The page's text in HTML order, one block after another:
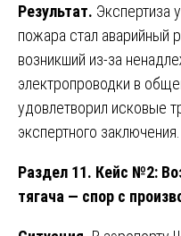
Результат. Экспертиза
пожара стал аварийный
возникший из-за
электропроводки в
удовлетворил исковые
экспертного заключения.
Раздел 11. Кейс №2:
тягача — спор с